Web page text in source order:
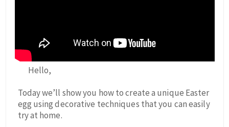
Hello,
Today we’ll show you how to create a unique Easter
egg using decorative techniques that you can easily
try at home.